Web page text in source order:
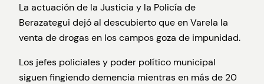
La actuación de la Justicia y la Policía de
Berazategui dejó al descubierto que en Varela la
venta de drogas en los campos goza de impunidad.
Los jefes policiales y poder político municipal
siguen fingiendo demencia mientras en más de 20